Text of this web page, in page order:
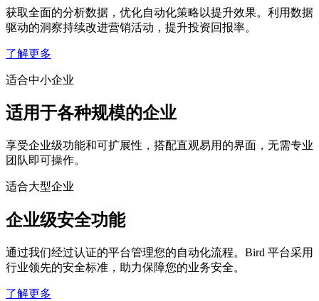
获取全面的分析数据，优化自动化策略以提升效果。利用数据
驱动的洞察持续改进营销活动，提升投资回报率。
了解更多
适合中小企业
适用于各种规模的企业
享受企业级功能和可扩展性，搭配直观易用的界面，无需专业
团队即可操作。
适合大型企业
企业级安全功能
通过我们经过认证的平台管理您的自动化流程。Bird 平台采用
行业领先的安全标准，助力保障您的业务安全。
了解更多